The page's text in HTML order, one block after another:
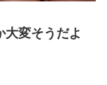
変そうだよ